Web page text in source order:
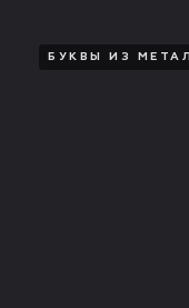
БУКВЫ ИЗ